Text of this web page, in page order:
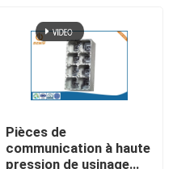
Pièces de
communication à haute
pression de usinage